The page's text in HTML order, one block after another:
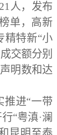
人，发布
单，高新
精特新“小
交额分别
明数和达
推进“一带
“粤滇·澜